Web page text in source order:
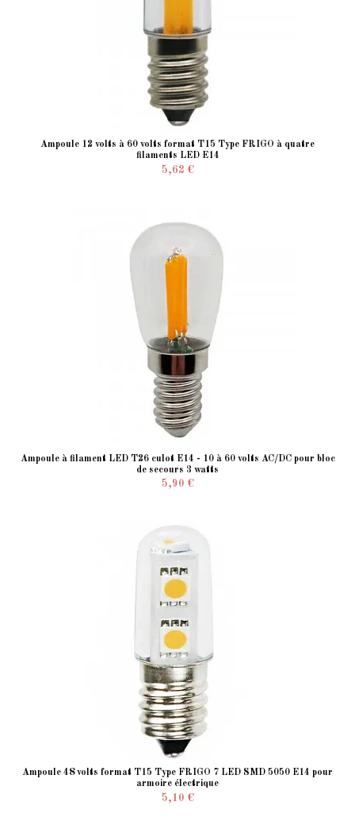
Ampoule 12 volts à 60 volts format T15 Type FRIGO à quatre
filaments LED E14
5,62 €
Ampoule à filament LED T26 culot E14 - 10 à 60 volts AC/DC pour bloc
de secours 3 watts
5,90 €
Ampoule 48 volts format T15 Type FRIGO 7 LED SMD 5050 E14 pour
armoire électrique
5,10 €